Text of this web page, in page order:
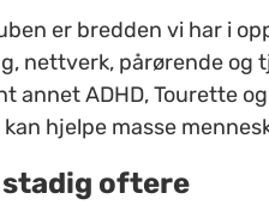
er bredden vi har i
nettverk, pårørende
annet ADHD, Tourette
hjelpe masse
stadig oftere